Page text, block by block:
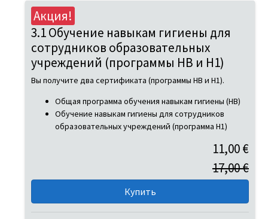
Акция!
3.1 Обучение навыкам гигиены для
сотрудников образовательных
учреждений (программы HB и H1)
Вы получите два сертификата (программы HB и H1).
Общая программа обучения навыкам гигиены (HB)
Обучение навыкам гигиены для сотрудников
образовательных учреждений (программа H1)
11,00 €
17,00 €